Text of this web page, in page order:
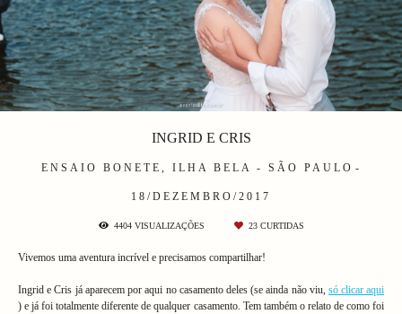
ENSAIO BONETE, ILHA BELA - SÃO PAULO
18/DEZEMBRO/2017
INGRID E CRIS
4404VISUALIZAÇÕES 23CURTIDAS
Vivemos uma aventura incrível e precisamos compartilhar!
Ingrid e Cris já aparecem por aqui no casamento deles (se ainda não viu, só clicar aqui
) e já foi totalmente diferente de qualquer casamento. Tem também o relato de como foi